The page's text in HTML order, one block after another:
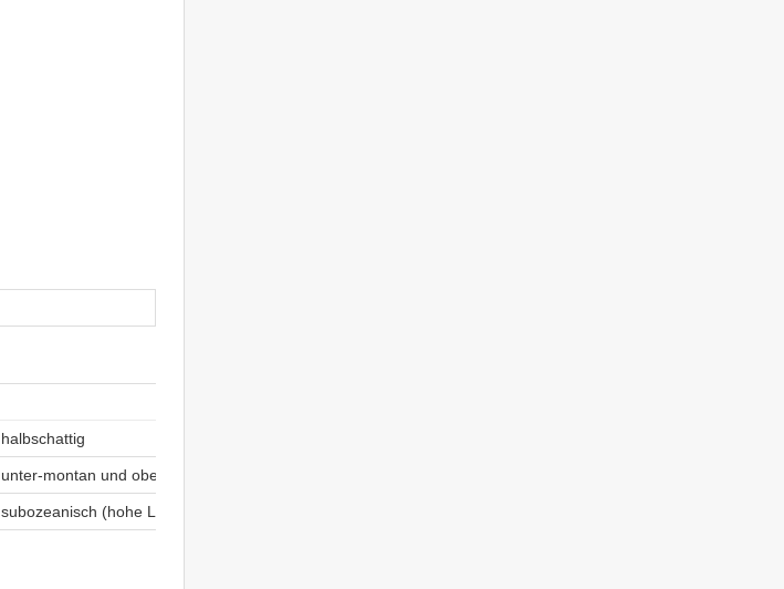
halbschattig
unter-montan und ober-kollin
subozeanisch (hohe Luftfeuchtigkeit, geringe Temperaturschwankungen, eher milde Winter)